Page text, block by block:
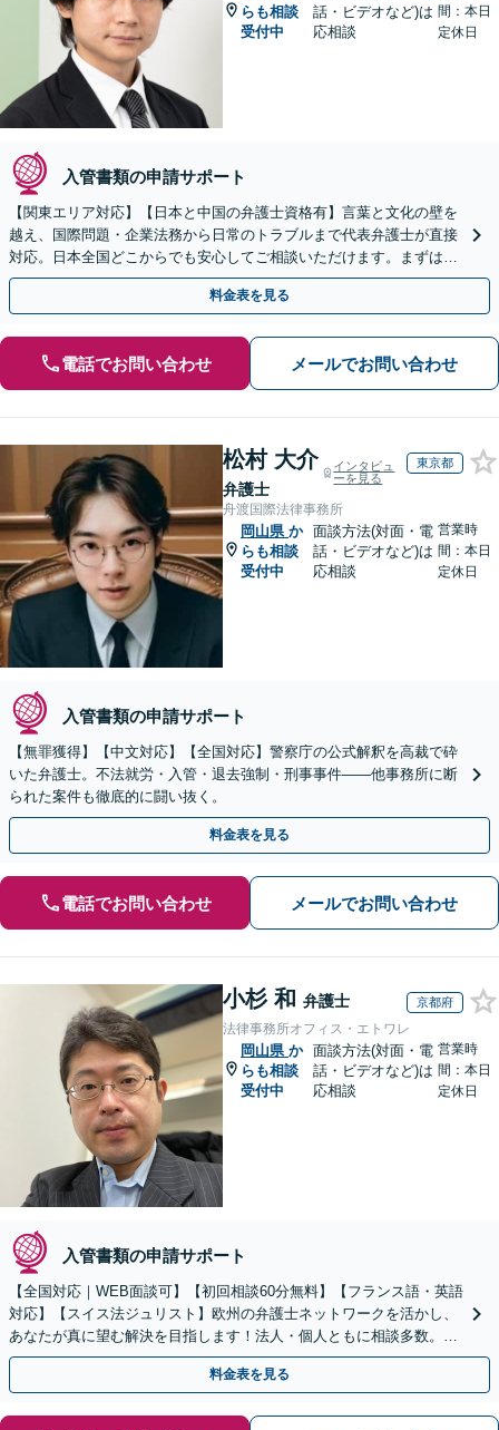
らも相談
受付中
話・ビデオなど)は
応相談
間：本日
定休日
入管書類の申請サポート
【関東エリア対応】【日本と中国の弁護士資格有】言葉と文化の壁を
越え、国際問題・企業法務から日常のトラブルまで代表弁護士が直接
対応。日本全国どこからでも安心してご相談いただけます。まずは一
歩を踏み出してみませんか。【初回相談無料】
料金表を見る
電話でお問い合わせ メールでお問い合わせ
松村 大介
弁護士
インタビュ
ーを見る
東京都
舟渡国際法律事務所
岡山県 か
らも相談
受付中
面談方法(対面・電
話・ビデオなど)は
応相談
営業時
間：本日
定休日
入管書類の申請サポート
【無罪獲得】【中文対応】【全国対応】警察庁の公式解釈を高裁で砕
いた弁護士。不法就労・入管・退去強制・刑事事件——他事務所に断
られた案件も徹底的に闘い抜く。
料金表を見る
電話でお問い合わせ メールでお問い合わせ
小杉 和 弁護士 京都府
法律事務所オフィス・エトワレ
岡山県 か
らも相談
受付中
面談方法(対面・電
話・ビデオなど)は
応相談
営業時
間：本日
定休日
入管書類の申請サポート
【全国対応｜WEB面談可】【初回相談60分無料】【フランス語・英語
対応】【スイス法ジュリスト】欧州の弁護士ネットワークを活かし、
あなたが真に望む解決を目指します！法人・個人ともに相談多数。細
やかな連絡と粘り強い交渉を徹底【休日・夜間相談可】
料金表を見る